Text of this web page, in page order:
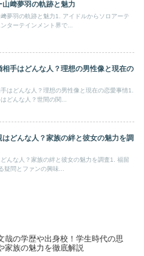
山﨑夢羽の軌跡と魅力
夢羽の軌跡と魅力1. アイドルからソロアーテ
ターテインメント界で...
相手はどんな人？理想の男性像と現在の
はどんな人？理想の男性像と現在の恋愛事情1.
どんな人？世間の関...
はどんな人？家族の絆と彼女の魅力を調
んな人？家族の絆と彼女の魅力を調査1. 福留
疑問とファンの興味...
哉の学歴や出身校！学生時代の思
家族の魅力を徹底解説